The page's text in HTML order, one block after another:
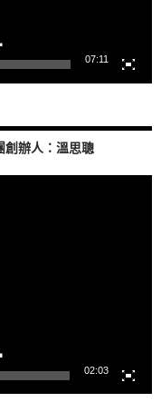
07:11
創辦人：溫思聰
02:03